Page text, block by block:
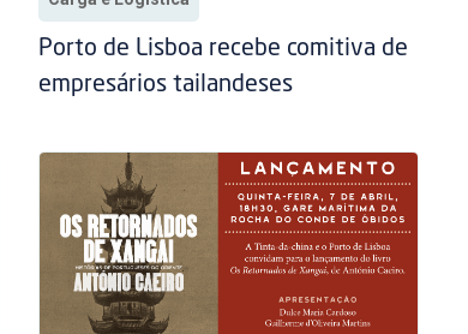
Porto de Lisboa recebe comitiva de
empresários tailandeses